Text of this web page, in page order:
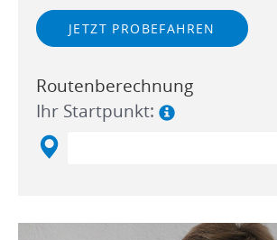
JETZT PROBEFAHREN
Routenberechnung
Ihr Startpunkt: